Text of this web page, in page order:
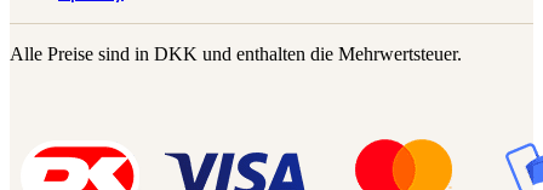
Alle Preise sind in DKK und enthalten die Mehrwertsteuer.